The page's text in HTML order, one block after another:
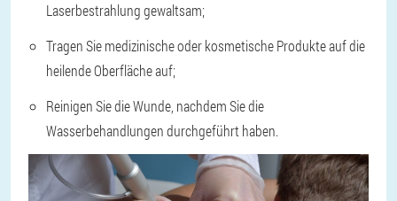
Laserbestrahlung gewaltsam;
Tragen Sie medizinische oder kosmetische Produkte auf die
heilende Oberfläche auf;
Reinigen Sie die Wunde, nachdem Sie die
Wasserbehandlungen durchgeführt haben.